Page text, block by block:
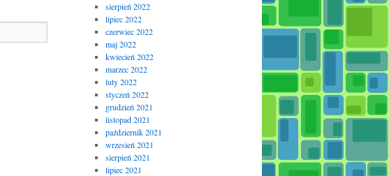
sierpień 2022
lipiec 2022
czerwiec 2022
maj 2022
kwiecień 2022
marzec 2022
luty 2022
styczeń 2022
grudzień 2021
listopad 2021
październik 2021
wrzesień 2021
sierpień 2021
lipiec 2021